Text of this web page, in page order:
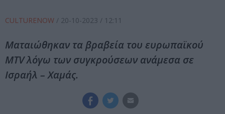
CULTURENOW / 20-10-2023 / 12:11
Ματαιώθηκαν τα βραβεία του ευρωπαϊκού
MTV λόγω των συγκρούσεων ανάμεσα σε
Ισραήλ – Χαμάς.